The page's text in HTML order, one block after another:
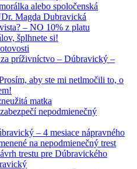
alebo spoločenská
Magda Dubravická
– NO 10% z platu
šplhnete si!
príživníctvo – Dúbravický –
aby ste mi netlmočili to, o
matka
nepodmienečný
– 4 mesiace nápravného
na nepodmienečný trest
trestu pre Dúbravického